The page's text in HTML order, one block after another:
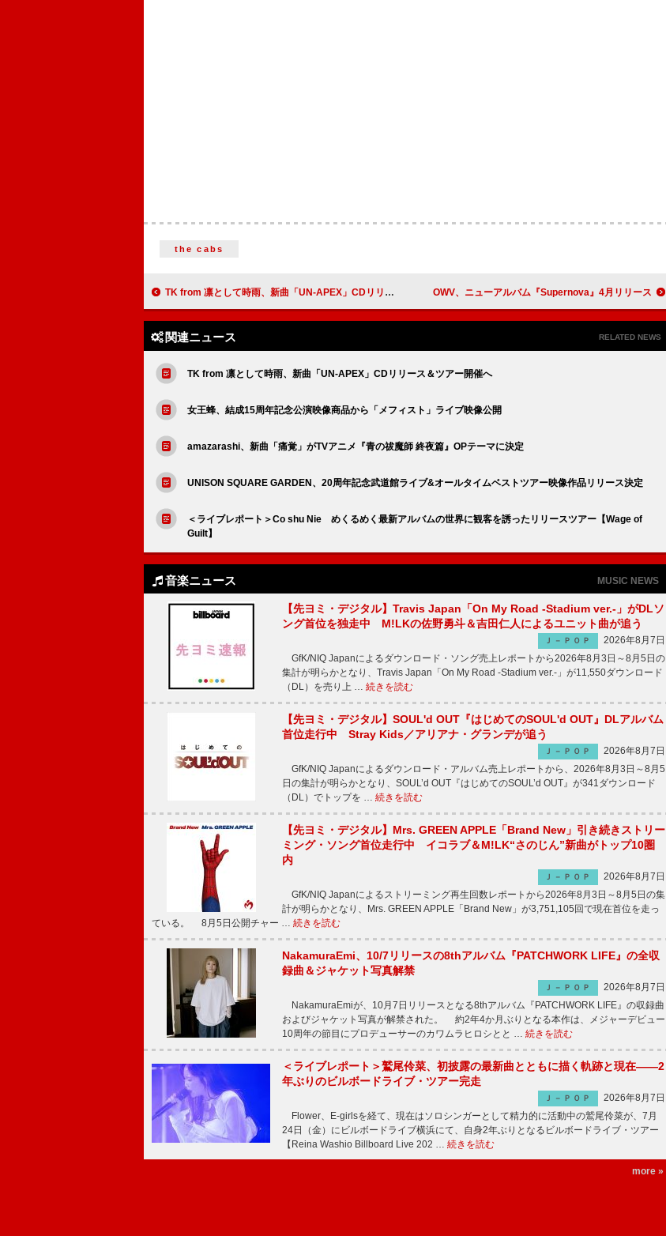
the cabs
TK from 凛として時雨、新曲「UN-APEX」CDリリース＆ツアー開催へ OWV、ニューアルバム『Supernova』4月リリース
関連ニュース RELATED NEWS
TK from 凛として時雨、新曲「UN-APEX」CDリリース＆ツアー開催へ
女王蜂、結成15周年記念公演映像商品から「メフィスト」ライブ映像公開
amazarashi、新曲「痛覚」がTVアニメ『青の祓魔師 終夜篇』OPテーマに決定
UNISON SQUARE GARDEN、20周年記念武道館ライブ&オールタイムベストツアー映像作品リリース決定
＜ライブレポート＞Co shu Nie めくるめく最新アルバムの世界に観客を誘ったリリースツアー【Wage of
Guilt】
音楽ニュース MUSIC NEWS
【先ヨミ・デジタル】Travis Japan「On My Road -Stadium ver.-」がDLソ
ング首位を独走中 M!LKの佐野勇斗＆吉田仁人によるユニット曲が追う
Ｊ－ＰＯＰ
2026年8月7日
GfK/NIQ Japanによるダウンロード・ソング売上レポートから2026年8月3日～8月5日の
集計が明らかとなり、Travis Japan「On My Road -Stadium ver.-」が11,550ダウンロード
（DL）を売り上 … 続きを読む
【先ヨミ・デジタル】SOUL'd OUT『はじめてのSOUL'd OUT』DLアルバム
首位走行中 Stray Kids／アリアナ・グランデが追う
Ｊ－ＰＯＰ
2026年8月7日
GfK/NIQ Japanによるダウンロード・アルバム売上レポートから、2026年8月3日～8月5
日の集計が明らかとなり、SOUL’d OUT『はじめてのSOUL’d OUT』が341ダウンロード
（DL）でトップを … 続きを読む
【先ヨミ・デジタル】Mrs. GREEN APPLE「Brand New」引き続きストリー
ミング・ソング首位走行中 イコラブ＆M!LK“さのじん”新曲がトップ10圏
内
Ｊ－ＰＯＰ
2026年8月7日
GfK/NIQ Japanによるストリーミング再生回数レポートから2026年8月3日～8月5日の集
計が明らかとなり、Mrs. GREEN APPLE「Brand New」が3,751,105回で現在首位を走っ
ている。 8月5日公開チャー … 続きを読む
NakamuraEmi、10/7リリースの8thアルバム『PATCHWORK LIFE』の全収
録曲＆ジャケット写真解禁
Ｊ－ＰＯＰ
2026年8月7日
NakamuraEmiが、10月7日リリースとなる8thアルバム『PATCHWORK LIFE』の収録曲
およびジャケット写真が解禁された。 約2年4か月ぶりとなる本作は、メジャーデビュー
10周年の節目にプロデューサーのカワムラヒロシとと … 続きを読む
＜ライブレポート＞鷲尾伶菜、初披露の最新曲とともに描く軌跡と現在――2
年ぶりのビルボードライブ・ツアー完走
Ｊ－ＰＯＰ
2026年8月7日
Flower、E-girlsを経て、現在はソロシンガーとして精力的に活動中の鷲尾伶菜が、7月
24日（金）にビルボードライブ横浜にて、自身2年ぶりとなるビルボードライブ・ツアー
【Reina Washio Billboard Live 202 … 続きを読む
more »